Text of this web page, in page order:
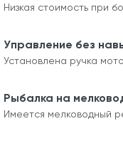
Низкая стоимость при
Управление без
Установлена ручка
Рыбалка на
Имеется мелководный